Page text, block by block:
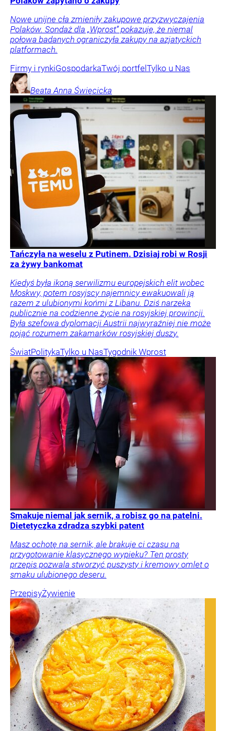
Nowe unijne cła zmieniły zakupowe przyzwyczajenia
Polaków. Sondaż dla „Wprost” pokazuje, że niemal
połowa badanych ograniczyła zakupy na azjatyckich
platformach.
Firmy i rynkiGospodarkaTwój portfelTylko u Nas
Beata Anna Święcicka
Tańczyła na weselu z Putinem. Dzisiaj robi w Rosji
za żywy bankomat
Kiedyś była ikoną serwilizmu europejskich elit wobec
Moskwy, potem rosyjscy najemnicy ewakuowali ją
razem z ulubionymi końmi z Libanu. Dziś narzeka
publicznie na codzienne życie na rosyjskiej prowincji.
Była szefowa dyplomacji Austrii najwyraźniej nie może
pojąć rozumem zakamarków rosyjskiej duszy.
ŚwiatPolitykaTylko u NasTygodnik Wprost
Smakuje niemal jak sernik, a robisz go na patelni.
Dietetyczka zdradza szybki patent
Masz ochotę na sernik, ale brakuje ci czasu na
przygotowanie klasycznego wypieku? Ten prosty
przepis pozwala stworzyć puszysty i kremowy omlet o
smaku ulubionego deseru.
PrzepisyŻywienie